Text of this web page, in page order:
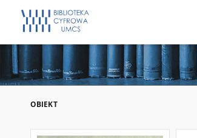
OBIEKT